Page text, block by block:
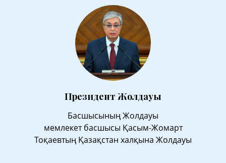
Президент Жолдауы
Басшысының Жолдауы
мемлекет басшысы Қасым-Жомарт
Тоқаевтың Қазақстан халқына Жолдауы